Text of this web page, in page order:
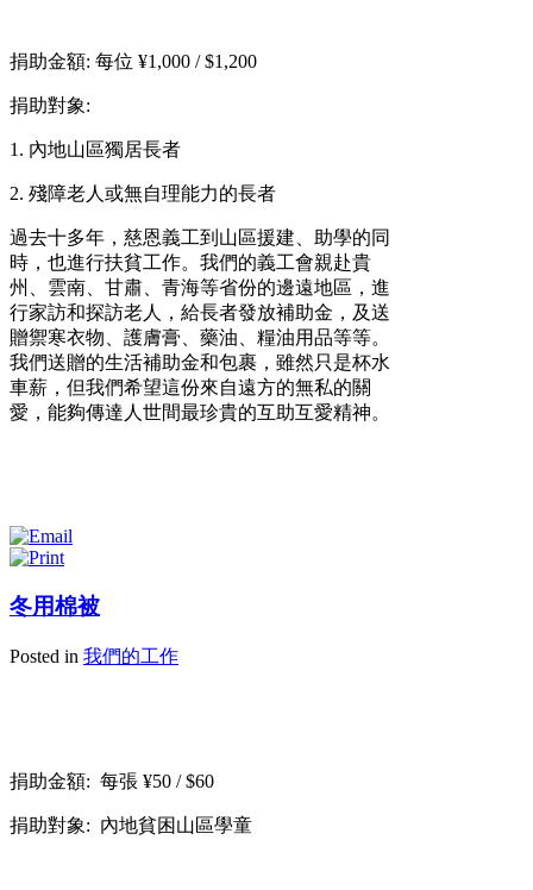
捐助金額: 每位 ¥1,000 / $1,200
捐助對象:
1. 內地山區獨居長者
2. 殘障老人或無自理能力的長者
過去十多年，慈恩義工到山區援建、助學的同
時，也進行扶貧工作。 我們的義工會親赴貴
州、雲南、甘肅、青海等省份的邊遠地區，進
行家訪和探訪老人，給長者發放補助金 ，及送
贈禦寒衣物、護膚膏、藥油、糧油用品等等。
我們送贈的生活補助金和包裹，雖然只是杯水
車薪，但我們希望這份來自遠方的無私的關
愛，能夠傳達人世間最珍貴的互助互愛精神。
冬用棉被
Posted in 我們的工作
捐助金額: 每張 ¥50 / $60
捐助對象: 內地貧困山區學童